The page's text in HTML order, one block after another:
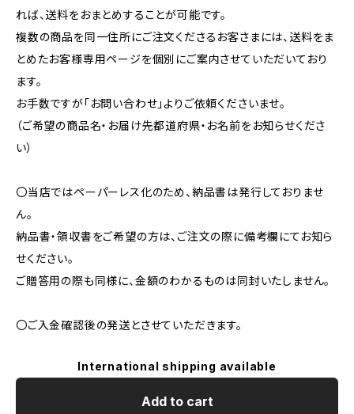
れば、送料をおまとめすることが可能です。
複数の商品を同一住所にご注文くださるお客さまには、送料をま
とめたお客様専用ページを個別にご案内させていただいており
ます。
お手数ですが「お問い合わせ」よりご依頼くださいませ。
（ご希望の商品名・お届け先都道府県・お名前をお知らせくださ
い）
〇当店ではペーパーレス化のため、納品書は発行しておりませ
ん。
納品書・領収書をご希望の方は、ご注文の際に備考欄にてお知ら
せください。
ご贈答用の際も同様に、金額のわかるものは同封いたしません。
〇ご入金確認後の発送とさせていただきます。
International shipping available
Add to cart